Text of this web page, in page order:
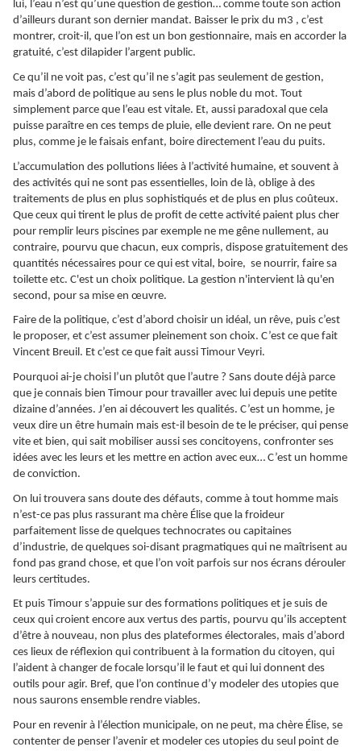
lui, l’eau n’est qu’une question de gestion… comme toute son action
d’ailleurs durant son dernier mandat. Baisser le prix du m3 , c’est
montrer, croit-il, que l’on est un bon gestionnaire, mais en accorder la
gratuité, c’est dilapider l’argent public.
Ce qu’il ne voit pas, c’est qu’il ne s’agit pas seulement de gestion,
mais d’abord de politique au sens le plus noble du mot. Tout
simplement parce que l’eau est vitale. Et, aussi paradoxal que cela
puisse paraître en ces temps de pluie, elle devient rare. On ne peut
plus, comme je le faisais enfant, boire directement l’eau du puits.
L’accumulation des pollutions liées à l’activité humaine, et souvent à
des activités qui ne sont pas essentielles, loin de là, oblige à des
traitements de plus en plus sophistiqués et de plus en plus coûteux.
Que ceux qui tirent le plus de profit de cette activité paient plus cher
pour remplir leurs piscines par exemple ne me gêne nullement, au
contraire, pourvu que chacun, eux compris, dispose gratuitement des
quantités nécessaires pour ce qui est vital, boire, se nourrir, faire sa
toilette etc. C'est un choix politique. La gestion n'intervient là qu'en
second, pour sa mise en œuvre.
Faire de la politique, c’est d’abord choisir un idéal, un rêve, puis c’est
le proposer, et c’est assumer pleinement son choix. C’est ce que fait
Vincent Breuil. Et c’est ce que fait aussi Timour Veyri.
Pourquoi ai-je choisi l’un plutôt que l’autre ? Sans doute déjà parce
que je connais bien Timour pour travailler avec lui depuis une petite
dizaine d’années. J’en ai découvert les qualités. C’est un homme, je
veux dire un être humain mais est-il besoin de te le préciser, qui pense
vite et bien, qui sait mobiliser aussi ses concitoyens, confronter ses
idées avec les leurs et les mettre en action avec eux… C’est un homme
de conviction.
On lui trouvera sans doute des défauts, comme à tout homme mais
n’est-ce pas plus rassurant ma chère Élise que la froideur
parfaitement lisse de quelques technocrates ou capitaines
d’industrie, de quelques soi-disant pragmatiques qui ne maîtrisent au
fond pas grand chose, et que l’on voit parfois sur nos écrans dérouler
leurs certitudes.
Et puis Timour s’appuie sur des formations politiques et je suis de
ceux qui croient encore aux vertus des partis, pourvu qu’ils acceptent
d’être à nouveau, non plus des plateformes électorales, mais d’abord
ces lieux de réflexion qui contribuent à la formation du citoyen, qui
l’aident à changer de focale lorsqu’il le faut et qui lui donnent des
outils pour agir. Bref, que l’on continue d’y modeler des utopies que
nous saurons ensemble rendre viables.
Pour en revenir à l’élection municipale, on ne peut, ma chère Élise, se
contenter de penser l’avenir et modeler ces utopies du seul point de